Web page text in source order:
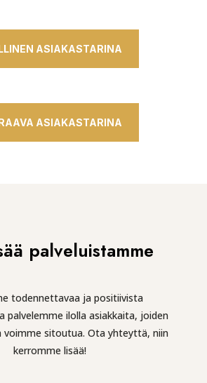
ASIAKASTARINA
ASIAKASTARINA
palveluistamme
todennettavaa ja positiivista
palvelemme ilolla asiakkaita, joiden
voimme sitoutua. Ota yhteyttä, niin
kerromme lisää!